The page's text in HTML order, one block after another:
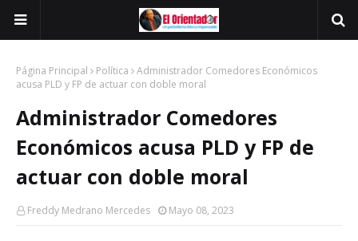
Página Principal Política
Administrador Comedores Económicos
acusa PLD y FP de actuar con doble moral
Administrador Comedores
Económicos acusa PLD y FP de
actuar con doble moral
Freddy Medrano Mercedes Mayo 08, 2023